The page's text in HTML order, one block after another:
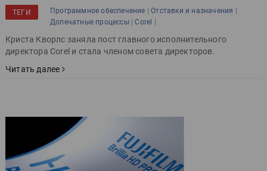
ТЕГИ Программное обеспечение |Отставки и назначения |
Допечатные процессы|Corel |
Криста Кворлс заняла пост главного исполнительного
директора Corel и стала членом совета директоров.
Читать далее